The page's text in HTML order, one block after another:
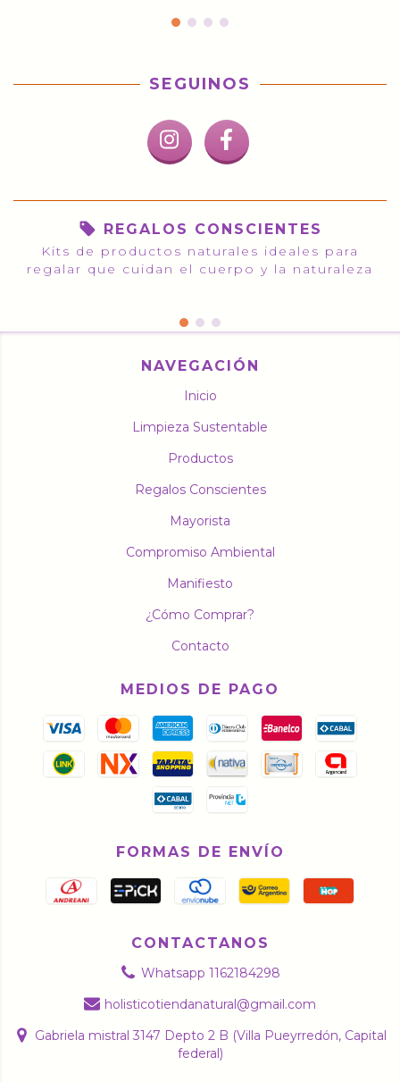
SEGUINOS
REGALOS CONSCIENTES
Kits de productos naturales ideales para
regalar que cuidan el cuerpo y la naturaleza
NAVEGACIÓN
Inicio
Limpieza Sustentable
Productos
Regalos Conscientes
Mayorista
Compromiso Ambiental
Manifiesto
¿Cómo Comprar?
Contacto
MEDIOS DE PAGO
FORMAS DE ENVÍO
CONTACTANOS
Whatsapp 1162184298
holisticotiendanatural@gmail.com
Gabriela mistral 3147 Depto 2 B (Villa Pueyrredón, Capital
federal)